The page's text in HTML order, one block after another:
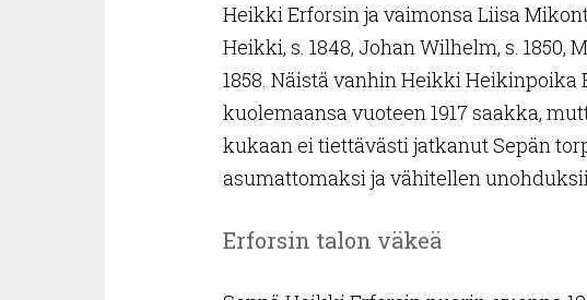
Heikki Erforsin ja vaimonsa Liisa
Heikki, s. 1848, Johan Wilhelm, s. 1850,
1858. Näistä vanhin Heikki
kuolemaansa vuoteen 1917 saakka,
kukaan ei tiettävästi jatkanut Sepän
asumattomaksi ja vähitellen
Erforsin talon väkeä